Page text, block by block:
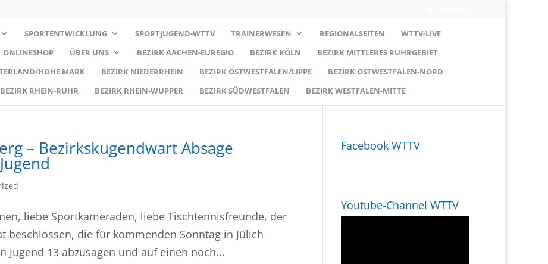
SPORTENTWICKLUNG SPORTJUGEND-WTTV TRAINERWESEN REGIONALSEITEN
WTTV-LIVE
ONLINESHOP ÜBER UNS BEZIRK AACHEN-EUREGIO BEZIRK KÖLN
BEZIRK MITTLERES RUHRGEBIET
HOHE MARK BEZIRK NIEDERRHEIN BEZIRK OSTWESTFALEN/LIPPE
BEZIRK OSTWESTFALEN-NORD
BEZIRK RHEIN-RUHR BEZIRK RHEIN-WUPPER BEZIRK SÜDWESTFALEN BEZIRK WESTFALEN-MITTE
– Bezirkskugendwart Absage
liebe Sportkameraden, liebe Tischtennisfreunde, der
beschlossen, die für kommenden Sonntag in Jülich
Jugend 13 abzusagen und auf einen noch...
Facebook WTTV
Youtube-Channel WTTV